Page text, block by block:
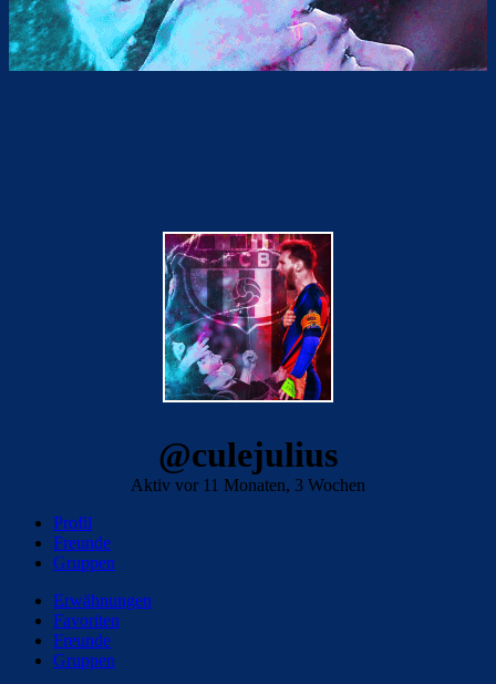
@culejulius
Aktiv vor 11 Monaten, 3 Wochen
Profil
Freunde
Gruppen
Erwähnungen
Favoriten
Freunde
Gruppen